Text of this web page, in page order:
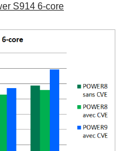
S914 6-core